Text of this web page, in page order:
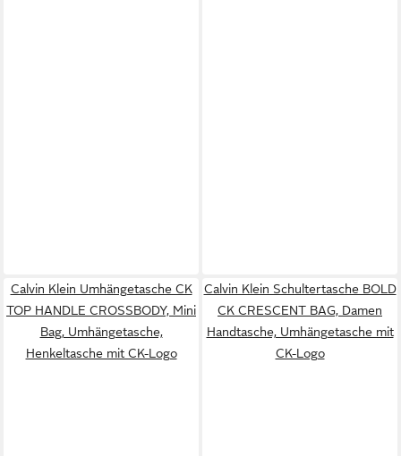
Calvin Klein Umhängetasche CK
TOP HANDLE CROSSBODY, Mini
Bag, Umhängetasche,
Henkeltasche mit CK-Logo
Calvin Klein Schultertasche BOLD
CK CRESCENT BAG, Damen
Handtasche, Umhängetasche mit
CK-Logo